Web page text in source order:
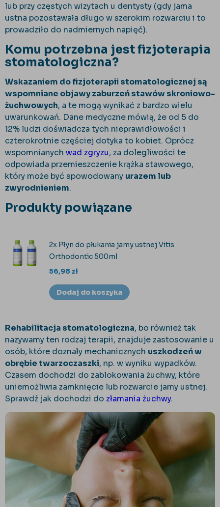
lub przy częstych wizytach u dentysty (gdy jama
ustna pozostawała długo w szerokim rozwarciu i to
prowadziło do nadmiernych napięć).
Komu potrzebna jest fizjoterapia
stomatologiczna?
Wskazaniem do fizjoterapii stomatologicznej są
wspomniane objawy zaburzeń stawów skroniowo-
żuchwowych, a te mogą wynikać z bardzo wielu
uwarunkowań. Dane medyczne mówią, że od 5 do
12% ludzi doświadcza tych nieprawidłowości i
czterokrotnie częściej dotyka to kobiet. Oprócz
wspomnianych wad zgryzu, za dolegliwości te
odpowiada przemieszczenie krążka stawowego,
który może być spowodowany urazem lub
zwyrodnieniem.
Produkty powiązane
2x Płyn do płukania jamy ustnej Vitis
Orthodontic 500ml
56,98 zł
Dodaj do koszyka
Rehabilitacja stomatologiczna, bo również tak
nazywamy ten rodzaj terapii, znajduje zastosowanie u
osób, które doznały mechanicznych uszkodzeń w
obrębie twarzoczaszki, np. w wyniku wypadków.
Czasem dochodzi do zablokowania żuchwy, które
uniemożliwia zamknięcie lub rozwarcie jamy ustnej.
Sprawdź jak dochodzi do złamania żuchwy.